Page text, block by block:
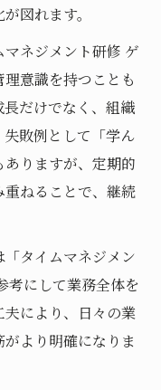
図れます。
ネジメント研修 ゲ
意識を持つことも
だけでなく、組織
敗例として「学ん
りますが、定期的
ねることで、継続
タイムマネジメン
考にして業務全体を
により、日々の業
より明確になりま